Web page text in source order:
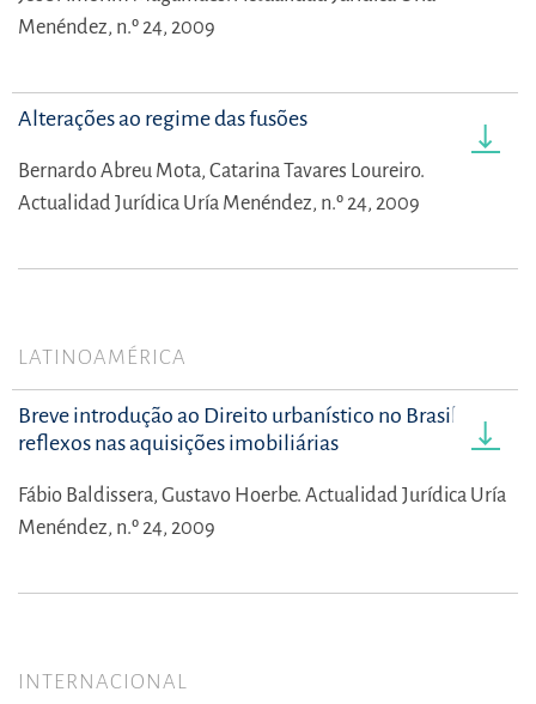
Menéndez, n.º 24, 2009
Alterações ao regime das fusões
Bernardo Abreu Mota, Catarina Tavares Loureiro.
Actualidad Jurídica Uría Menéndez, n.º 24, 2009
LATINOAMÉRICA
Breve introdução ao Direito urbanístico no Brasil e seus
reflexos nas aquisições imobiliárias
Fábio Baldissera, Gustavo Hoerbe. Actualidad Jurídica Uría
Menéndez, n.º 24, 2009
INTERNACIONAL